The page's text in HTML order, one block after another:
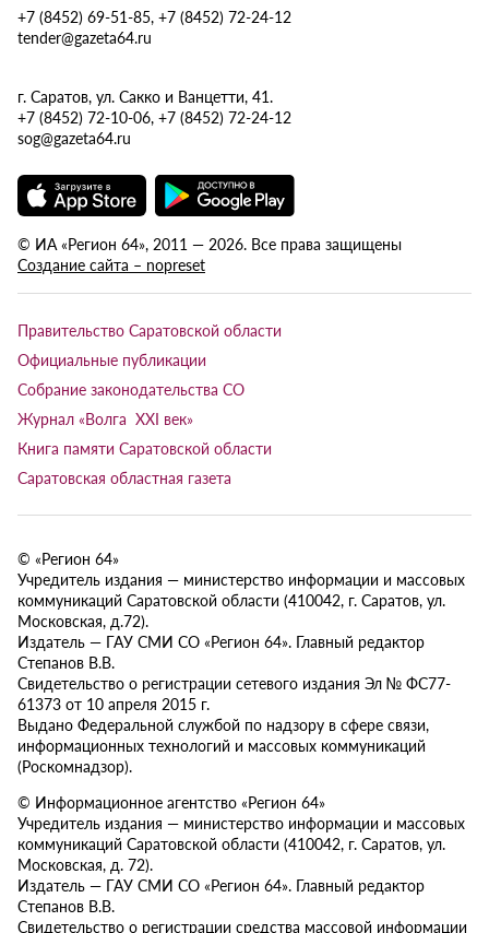
+7 (8452) 69-51-85, +7 (8452) 72-24-12
tender@gazeta64.ru
г. Саратов, ул. Сакко и Ванцетти, 41.
+7 (8452) 72-10-06, +7 (8452) 72-24-12
sog@gazeta64.ru
© ИА «Регион 64», 2011 — 2026. Все права защищены
Создание сайта – nopreset
Правительство Саратовской области
Официальные публикации
Собрание законодательства СО
Журнал «Волга XXI век»
Книга памяти Саратовской области
Саратовская областная газета
© «Регион 64»
Учредитель издания — министерство информации и массовых
коммуникаций Саратовской области (410042, г. Саратов, ул.
Московская, д.72).
Издатель — ГАУ СМИ СО «Регион 64». Главный редактор
Степанов В.В.
Свидетельство о регистрации сетевого издания Эл № ФС77-
61373 от 10 апреля 2015 г.
Выдано Федеральной службой по надзору в сфере связи,
информационных технологий и массовых коммуникаций
(Роскомнадзор).
© Информационное агентство «Регион 64»
Учредитель издания — министерство информации и массовых
коммуникаций Саратовской области (410042, г. Саратов, ул.
Московская, д. 72).
Издатель — ГАУ СМИ СО «Регион 64». Главный редактор
Степанов В.В.
Свидетельство о регистрации средства массовой информации